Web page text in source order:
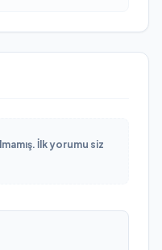
İlk yorumu siz